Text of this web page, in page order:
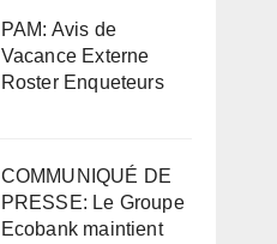
PAM: Avis de
Vacance Externe
Roster Enqueteurs
COMMUNIQUÉ DE
PRESSE: Le Groupe
Ecobank maintient